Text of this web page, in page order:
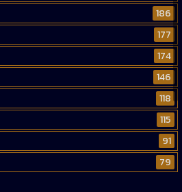
186
177
174
146
118
115
91
79